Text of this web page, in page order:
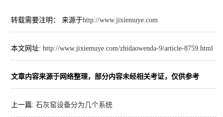
转载需要注明： 来源于http://www.jixiemuye.com
本文网址: http://www.jixiemuye.com/zhidaowenda-9/article-8759.html
文章内容来源于网络整理，部分内容未经相关考证，仅供参考
上一篇: 石灰窑设备分为几个系统